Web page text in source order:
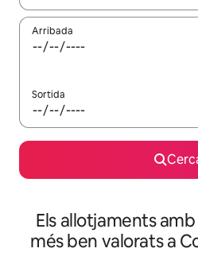
Arribada
Sortida
Els allotjaments
més ben valorats a